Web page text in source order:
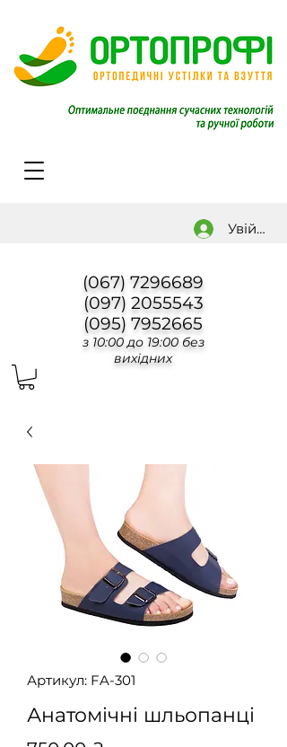
Увійти
(067) 7296689
(097) 2055543
(095) 7952665
з 10:00 до 19:00 без
вихідних
Артикул: FA-301
Анатомічні шльопанці